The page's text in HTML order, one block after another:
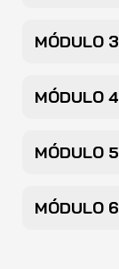
MÓDULO 3
MÓDULO 4
MÓDULO 5
MÓDULO 6